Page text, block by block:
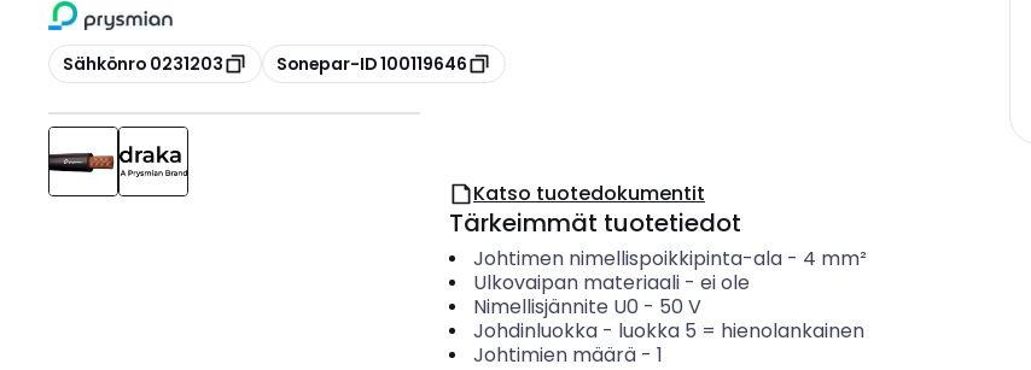
Kopioi
Sähkönro 0231203 Kopioi
Sonepar-ID 100119646
Katso tuotedokumentit
Tärkeimmät tuotetiedot
Johtimen nimellispoikkipinta-ala- 4 mm²
Ulkovaipan materiaali- ei ole
Nimellisjännite U0 - 50 V
Johdinluokka- luokka 5 = hienolankainen
Johtimien määrä- 1